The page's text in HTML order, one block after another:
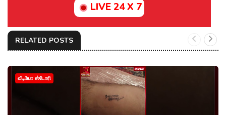
LIVE 24 X 7
RELATED POSTS
வீடியோ ஸ்டோரி